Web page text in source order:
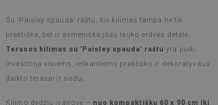
Su 'Paisley spauda' raštu, šis kilimas tampa ne tik
praktiška, bet ir asmeniška jūsų lauko erdvės detalė.
Terasos kilimas su 'Paisley spauda' raštu yra puiki
investicija visiems, ieškantiems praktiško ir dekoratyvaus
daikto terasai ir sodui.
Kilimo dydžių įvairovė – nuo kompaktiškų 60 x 90 cm iki